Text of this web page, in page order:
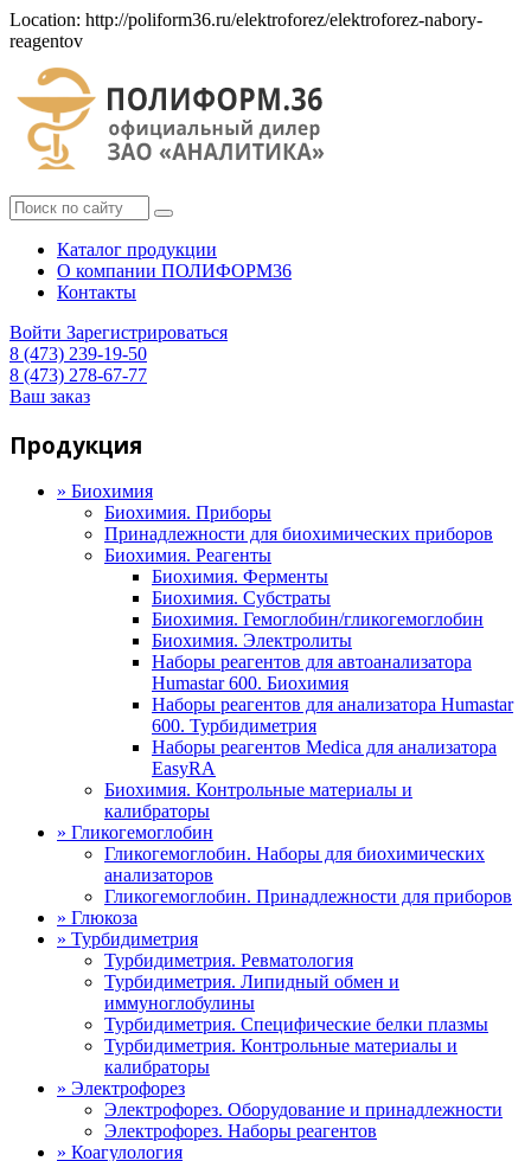
Location: http://poliform36.ru/elektroforez/elektroforez-nabory-
reagentov
Каталог продукции
О компании ПОЛИФОРМ36
Контакты
Войти Зарегистрироваться
8 (473) 239-19-50
8 (473) 278-67-77
Ваш заказ
Продукция
» Биохимия
Биохимия. Приборы
Принадлежности для биохимических приборов
Биохимия. Реагенты
Биохимия. Ферменты
Биохимия. Субстраты
Биохимия. Гемоглобин/гликогемоглобин
Биохимия. Электролиты
Наборы реагентов для автоанализатора
Humastar 600. Биохимия
Наборы реагентов для анализатора Humastar
600. Турбидиметрия
Наборы реагентов Medica для анализатора
EasyRA
Биохимия. Контрольные материалы и
калибраторы
» Гликогемоглобин
Гликогемоглобин. Наборы для биохимических
анализаторов
Гликогемоглобин. Принадлежности для приборов
» Глюкоза
» Турбидиметрия
Турбидиметрия. Ревматология
Турбидиметрия. Липидный обмен и
иммуноглобулины
Турбидиметрия. Специфические белки плазмы
Турбидиметрия. Контрольные материалы и
калибраторы
» Электрофорез
Электрофорез. Оборудование и принадлежности
Электрофорез. Наборы реагентов
» Коагулология